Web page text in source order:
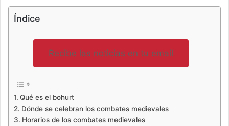
Índice
Recibe las noticias en tu email
Qué es el bohurt
Dónde se celebran los combates medievales
Horarios de los combates medievales